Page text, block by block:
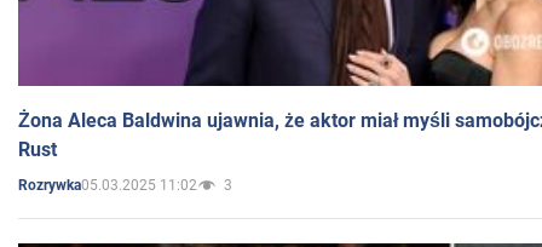
Żona Aleca Baldwina ujawnia, że aktor miał myśli
Rust
Rozrywka05.03.2025 11:02 3